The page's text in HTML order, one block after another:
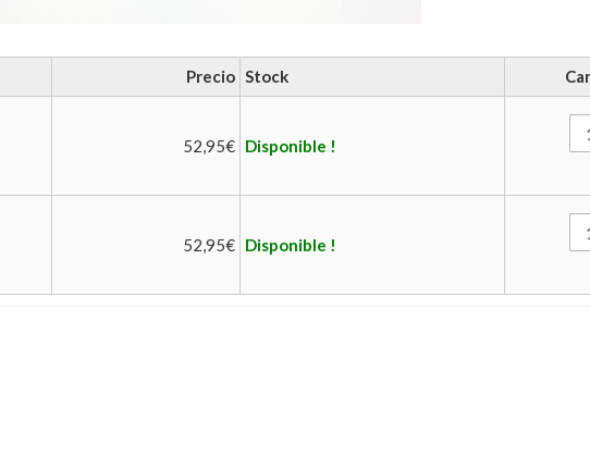
Precio Stock
52,95€ Disponible !
52,95€ Disponible !